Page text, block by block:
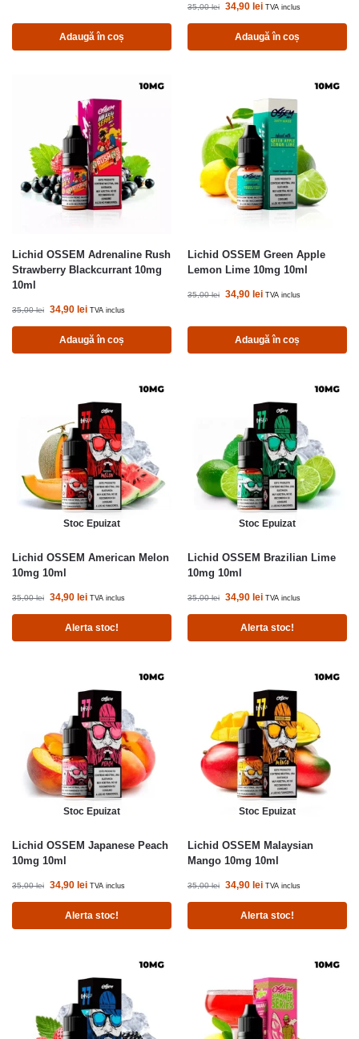
Adaugă în coș
35,00lei 34,90 lei TVA inclus
Adaugă în coș
Lichid OSSEM Adrenaline Rush
Strawberry Blackcurrant 10mg
10ml
35,00lei 34,90 lei TVA inclus
Adaugă în coș
Lichid OSSEM Green Apple
Lemon Lime 10mg 10ml
35,00lei 34,90 lei TVA inclus
Adaugă în coș
Stoc Epuizat
Lichid OSSEM American Melon
10mg 10ml
35,00lei 34,90 lei TVA inclus
Alerta stoc!
Stoc Epuizat
Lichid OSSEM Brazilian Lime
10mg 10ml
35,00lei 34,90 lei TVA inclus
Alerta stoc!
Stoc Epuizat
Lichid OSSEM Japanese Peach
10mg 10ml
35,00lei 34,90 lei TVA inclus
Alerta stoc!
Stoc Epuizat
Lichid OSSEM Malaysian
Mango 10mg 10ml
35,00lei 34,90 lei TVA inclus
Alerta stoc!